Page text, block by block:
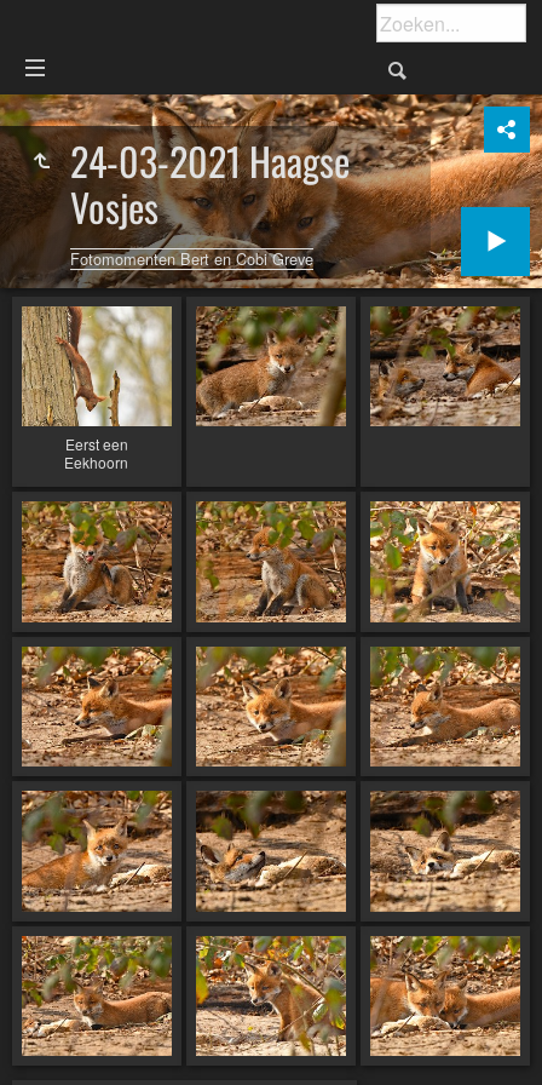
24-03-2021 Haagse
Vosjes
Fotomomenten Bert en Cobi Greve
Eerst een
Eekhoorn